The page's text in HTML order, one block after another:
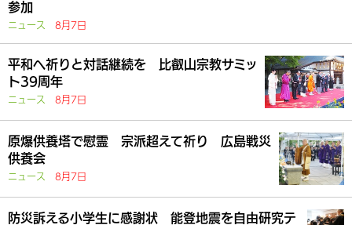
参加
ニュース 8月7日
平和へ祈りと対話継続を 比叡山宗教サミッ
ト39周年
ニュース 8月7日
原爆供養塔で慰霊 宗派超えて祈り 広島戦災
供養会
ニュース 8月7日
防災訴える小学生に感謝状 能登地震を自由研究テ